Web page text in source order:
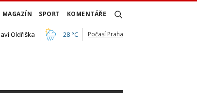
MAGAZÍN SPORT KOMENTÁŘE
Oldřiška 28 °C Počasí Praha